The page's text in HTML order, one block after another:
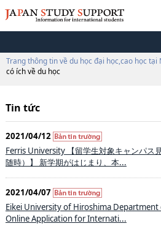
Trang thông tin về du học đại học,cao học tại
có ích về du học
Tin tức
2021/04/12
Ferris University 【留学生対象キャンパス
随時）】 新学期がはじまり、本...
2021/04/07
Eikei University of Hiroshima Department
Online Application for Internati...